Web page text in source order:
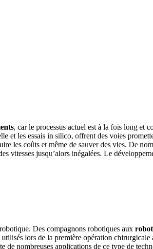
, car le processus actuel est à la fois long et
les essais in silico, offrent des voies
les coûts et même de sauver des vies. De
vitesses jusqu’alors inégalées. Le
Des compagnons robotiques aux
lors de la première opération
nombreuses applications de ce type de